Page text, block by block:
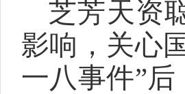
芝芳天资
影响，关心
一八事件”